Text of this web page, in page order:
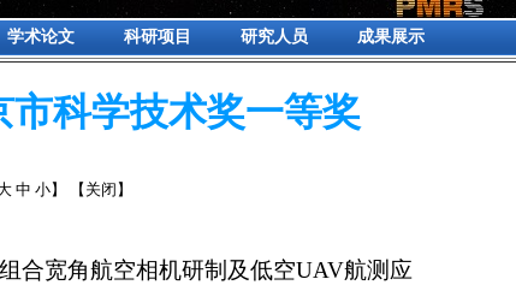
学术论文 科研项目 研究人员 成果展示
科学技术奖一等奖
中 小】 【关闭】
合宽角航空相机研制及低空UAV航测应